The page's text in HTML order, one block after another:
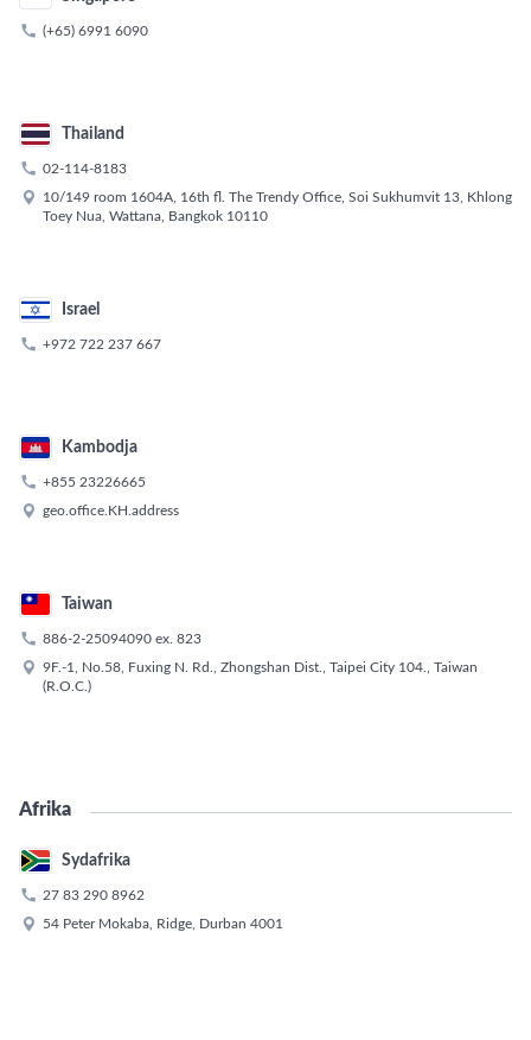
 (+65) 6991 6090
Thailand
 02-114-8183

10/149 room 1604A, 16th fl. The Trendy Office, Soi Sukhumvit 13, Khlong
Toey Nua, Wattana, Bangkok 10110
Israel
 +972 722 237 667
Kambodja
 +855 23226665
 geo.office.KH.address
Taiwan
 886-2-25094090 ex. 823
 9F.-1, No.58, Fuxing N. Rd., Zhongshan Dist., Taipei City 104., Taiwan
(R.O.C.)
Afrika
Sydafrika
 27 83 290 8962
 54 Peter Mokaba, Ridge, Durban 4001